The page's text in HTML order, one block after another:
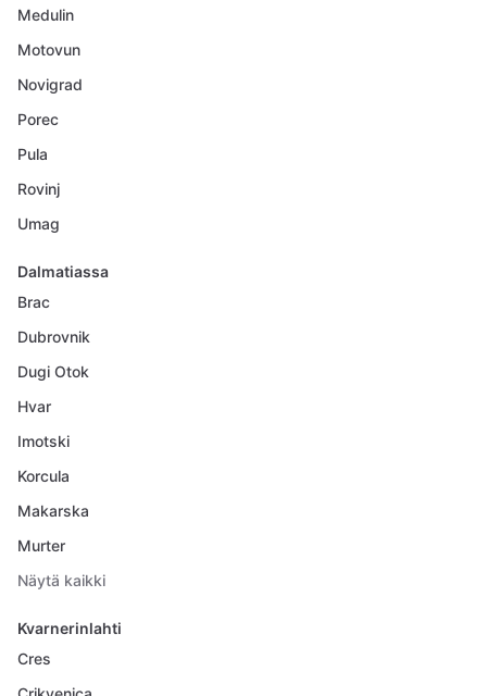
Medulin
Motovun
Novigrad
Porec
Pula
Rovinj
Umag
Dalmatiassa
Brac
Dubrovnik
Dugi Otok
Hvar
Imotski
Korcula
Makarska
Murter
Näytä kaikki
Kvarnerinlahti
Cres